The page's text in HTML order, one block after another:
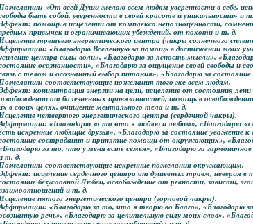
Пожелания: «От всей Души желаю всем людям уверенности в себе,
быть собой, уверенности в своей красоте и уникальности» и
помощь в исцелении от комплекса неполноценности,
привычек и ограничивающих убеждений, от похоти и т. д.
Исцеление третьего энергетического центра (чакры солнечного
«Благодарю Вселенную за помощь в достижении моих
центра силы воли», «Благодарю за ясность мысли»,
осознанности», «Благодарю за ощущение своей свободы и
с телом и осознанный выбор питания», «Благодарю за состояние
Пожелания: соответствующие пожелания того же всем людям.
концентрация энергии на цели, исцеление от состояния
от болезненных привязанностей, помощь в
в своих целях, очищение ментального тела и т. д.
Исцеление четвертого энергетического центра (сердечной чакры).
«Благодарю за то что я люблю и любим», «Благодарю за
искренние любящие друзья», «Благодарю за состояние уважение
сострадания и принятие помощи от окружающих»,
за то, что у меня есть семья», «Благодарю за
т. д.
Пожелания: соответствующие искренние пожелания окружающим.
исцеление сердечного центра от душевных травм, неверия
безусловной Любви, освобождение от ревности, зависти,
и т. д.
Исцеление пятого энергетического центра (горловой чакры).
«Благодарю за то, что я творю во Благо», «Благодарю
речь», «Благодарю за целительную силу моих слов»,